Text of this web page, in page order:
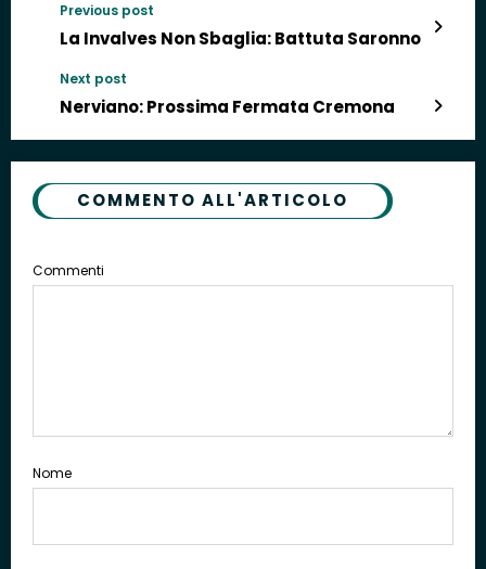
Previous post
La Invalves Non Sbaglia: Battuta Saronno
Next post
Nerviano: Prossima Fermata Cremona
COMMENTO ALL'ARTICOLO
Commenti
Nome